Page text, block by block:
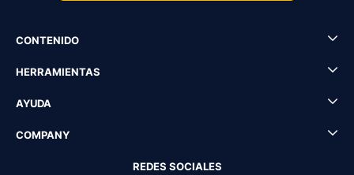
CONTENIDO
HERRAMIENTAS
AYUDA
COMPANY
REDES SOCIALES